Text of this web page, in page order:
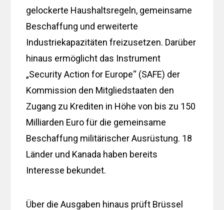
gelockerte Haushaltsregeln, gemeinsame
Beschaffung und erweiterte
Industriekapazitäten freizusetzen. Darüber
hinaus ermöglicht das Instrument
„Security Action for Europe“ (SAFE) der
Kommission den Mitgliedstaaten den
Zugang zu Krediten in Höhe von bis zu 150
Milliarden Euro für die gemeinsame
Beschaffung militärischer Ausrüstung. 18
Länder und Kanada haben bereits
Interesse bekundet.
Über die Ausgaben hinaus prüft Brüssel